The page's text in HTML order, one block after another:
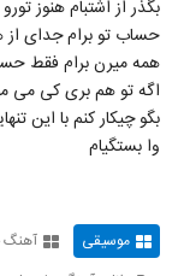
بگذر از اشتبام هنوز
حساب تو برام جدای
همه میرن برام فقط
اگه تو هم بری کی می
بگو چیکار کنم با این
وا بستگیام
موسیقی آهنگ